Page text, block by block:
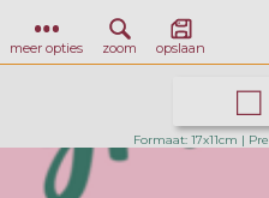
meer opties zoom opslaan
Formaat: 17x11cm |